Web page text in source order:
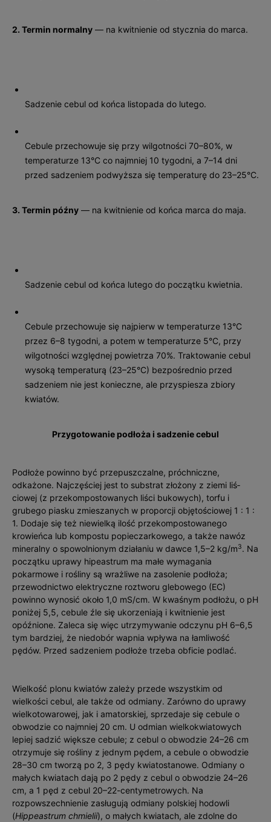
2. Termin normalny — na kwitnienie od stycznia do marca.
Sadzenie cebul od końca listopada do lutego.
Cebule przechowuje się przy wilgotności 70–80%, w
temperaturze 13°C co najmniej 10 tygodni, a 7–14 dni
przed sadzeniem podwyższa się temperaturę do 23–25°C.
3. Termin późny — na kwitnienie od końca marca do maja.
Sadzenie cebul od końca lutego do początku kwietnia.
Cebule przechowuje się najpierw w temperaturze 13°C
przez 6–8 tygodni, a potem w temperaturze 5°C, przy
wilgotności względnej powietrza 70%. Traktowanie cebul
wysoką temperaturą (23–25°C) bezpośrednio przed
sadzeniem nie jest konieczne, ale przyspiesza zbiory
kwiatów.
Przygotowanie podłoża i sadzenie cebul
Podłoże powinno być przepuszczalne, próchniczne,
odkażone. Najczęś­ciej jest to substrat złożony z ziemi liś­
ciowej (z przekompostowanych liś­ci bukowych), torfu i
grubego piasku zmieszanych w proporcji objętościowej 1 : 1 :
1. Dodaje się też niewielką ilość przekompos­towanego
krowieńca lub kompostu popieczarkowego, a także nawóz
mineralny o spowolnionym działaniu w dawce 1,5–2 kg/m3. Na
początku uprawy hipeastrum ma małe wymagania
pokarmowe i rośliny są wrażliwe na zasolenie podłoża;
przewodnictwo elektryczne roztworu glebowego (EC)
powinno wynosić około 1,0 mS/cm. W kwaśnym podłożu, o pH
poniżej 5,5, cebule źle się ukorzeniają i kwitnienie jest
opóźnione. Zaleca się więc utrzymywanie odczynu pH 6–6,5
tym bardziej, że niedobór wapnia wpływa na łamliwość
pędów. Przed sadzeniem podłoże trzeba obficie podlać.
Wielkość plonu kwiatów zależy przede wszystkim od
wielkości cebul, ale także od odmiany. Zarówno do uprawy
wielkotowarowej, jak i amatorskiej, sprzedaje się cebule o
obwodzie co najmniej 20 cm. U odmian wielkokwiatowych
lepiej sadzić większe cebule; z cebul o obwodzie 24–26 cm
otrzymuje się rośliny z jednym pędem, a cebule o obwodzie
28–30 cm tworzą po 2, 3 pędy kwiatostanowe. Odmiany o
małych kwiatach dają po 2 pędy z cebul o obwodzie 24–26
cm, a 1 pęd z cebul 20–22-centymetrowych. Na
rozpowszechnienie zasługują odmiany polskiej hodowli
(Hippeastrum chmielii), o małych kwiatach, ale zdolne do